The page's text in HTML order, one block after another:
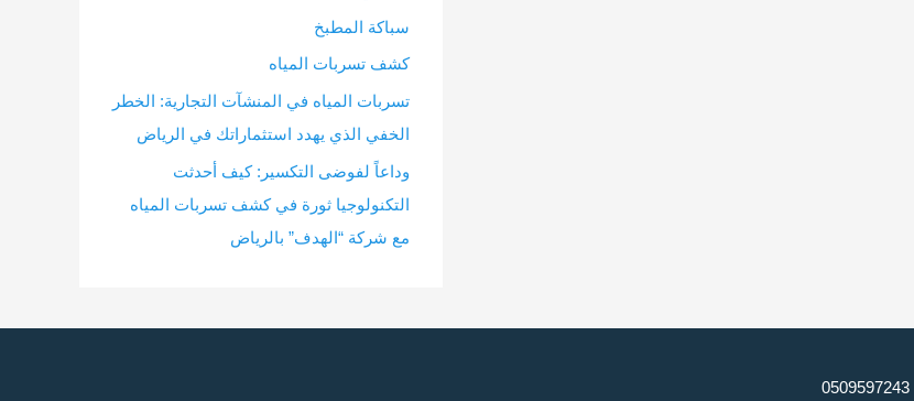
سباكة المطبخ
كشف تسربات المياه
تسربات المياه في المنشآت التجارية: الخطر
الخفي الذي يهدد استثماراتك في الرياض
وداعاً لفوضى التكسير: كيف أحدثت
التكنولوجيا ثورة في كشف تسربات المياه
مع شركة “الهدف” بالرياض